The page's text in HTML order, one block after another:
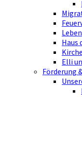
Haus
Elli
Förderung